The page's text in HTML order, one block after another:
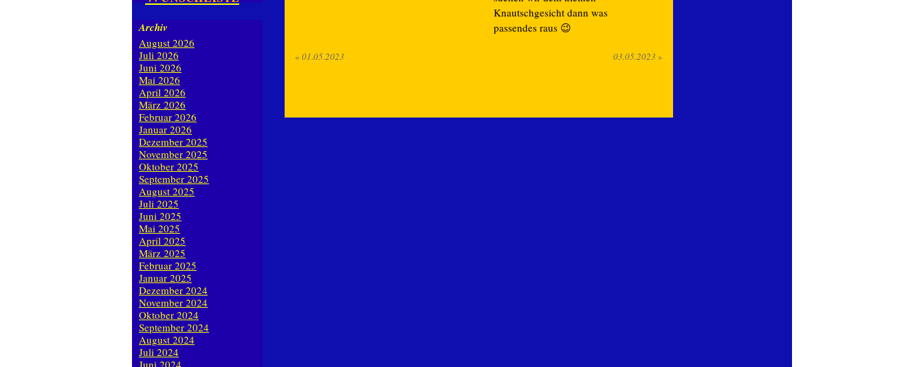
Knautschgesicht dann was
passendes raus 😉
« 01.05.2023 03.05.2023 »
Archiv
August 2026
Juli 2026
Juni 2026
Mai 2026
April 2026
März 2026
Februar 2026
Januar 2026
Dezember 2025
November 2025
Oktober 2025
September 2025
August 2025
Juli 2025
Juni 2025
Mai 2025
April 2025
März 2025
Februar 2025
Januar 2025
Dezember 2024
November 2024
Oktober 2024
September 2024
August 2024
Juli 2024
Juni 2024